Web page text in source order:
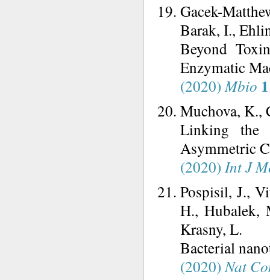
Gacek-
Barak, I.,
Beyond
Enzymatic
(2020)Mbio
Muchova, K.,
Linking the
Asymmetric
(2020)Int J
Pospisil, J.,
H., Hubalek,
Krasny, L.
Bacterial
(2020)Nat